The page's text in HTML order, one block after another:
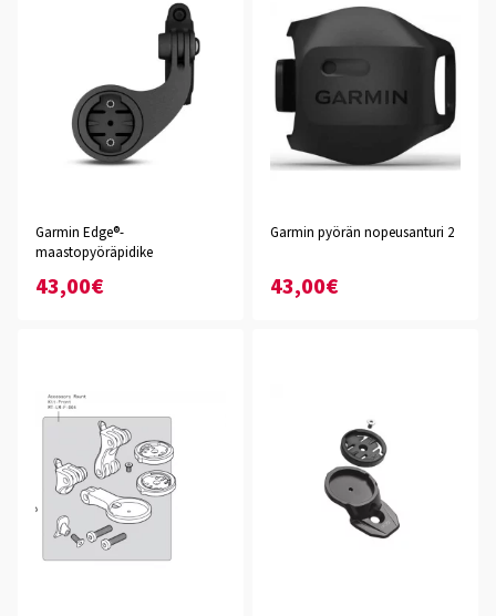
Garmin Edge®-
maastopyöräpidike
43,00€
Garmin pyörän nopeusanturi 2
43,00€